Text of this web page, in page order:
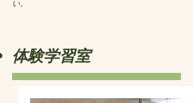
い。
体験学習室